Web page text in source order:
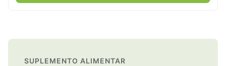
SUPLEMENTO ALIMENTAR